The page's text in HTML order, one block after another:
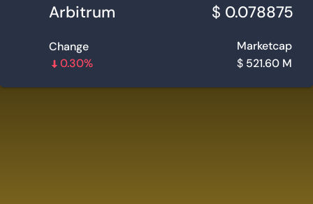
Arbitrum $ 0.078875
Change
0.30%
Marketcap
$ 521.60 M